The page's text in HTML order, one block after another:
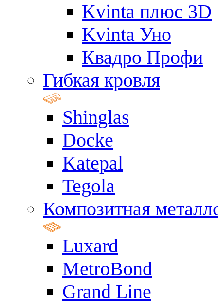
Kvinta плюс 3D
Kvinta Уно
Квадро Профи
Гибкая кровля
Shinglas
Docke
Katepal
Tegola
Композитная
Luxard
MetroBond
Grand Line